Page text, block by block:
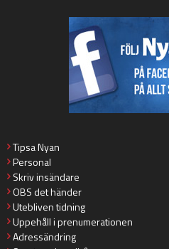
Tipsa Nyan
Personal
Skriv insändare
OBS det händer
Utebliven tidning
Uppehåll i prenumerationen
Adressändring